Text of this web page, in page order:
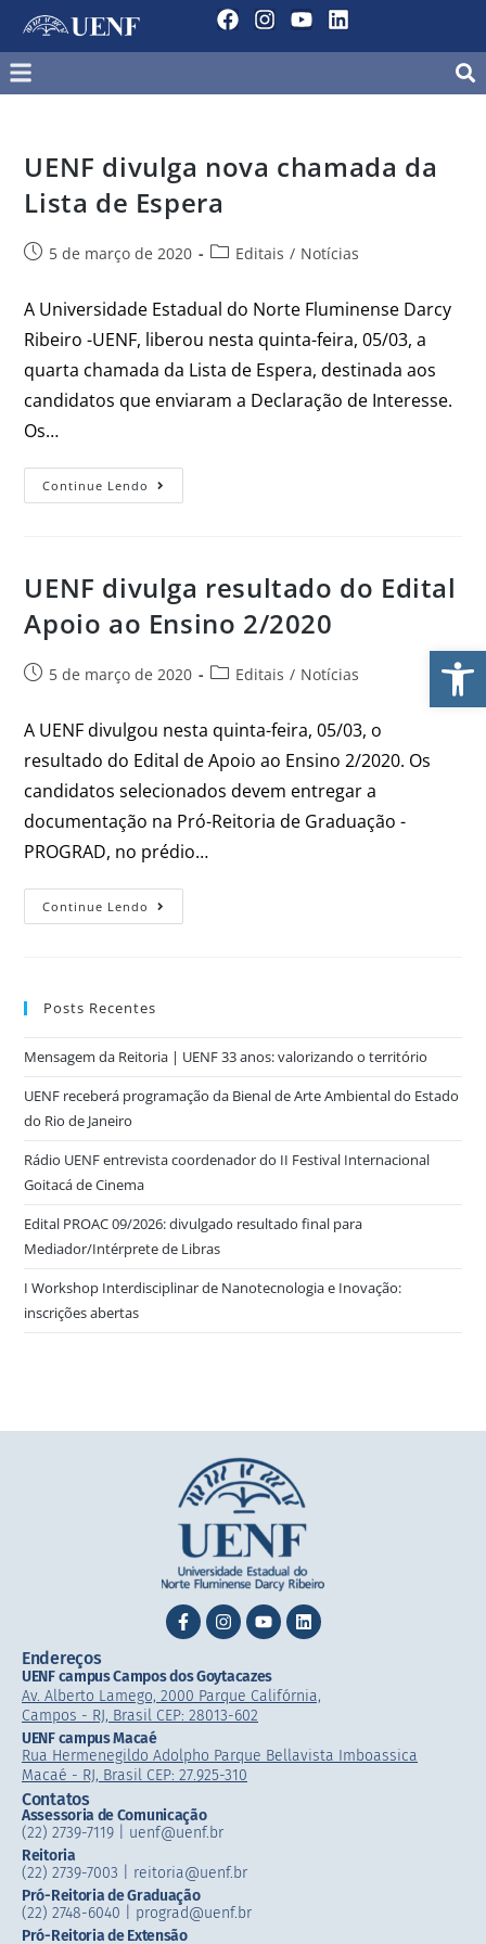
UENF divulga nova chamada da
Lista de Espera
5 de março de 2020 Editais / Notícias
A Universidade Estadual do Norte Fluminense Darcy
Ribeiro -UENF, liberou nesta quinta-feira, 05/03, a
quarta chamada da Lista de Espera, destinada aos
candidatos que enviaram a Declaração de Interesse.
Os…
Continue Lendo
UENF divulga resultado do Edital
Apoio ao Ensino 2/2020
5 de março de 2020 Editais / Notícias
A UENF divulgou nesta quinta-feira, 05/03, o
resultado do Edital de Apoio ao Ensino 2/2020. Os
candidatos selecionados devem entregar a
documentação na Pró-Reitoria de Graduação -
PROGRAD, no prédio…
Continue Lendo
Posts Recentes
Mensagem da Reitoria | UENF 33 anos: valorizando o território
UENF receberá programação da Bienal de Arte Ambiental do Estado
do Rio de Janeiro
Rádio UENF entrevista coordenador do II Festival Internacional
Goitacá de Cinema
Edital PROAC 09/2026: divulgado resultado final para
Mediador/Intérprete de Libras
I Workshop Interdisciplinar de Nanotecnologia e Inovação:
inscrições abertas
Endereços
UENF campus Campos dos Goytacazes
Av. Alberto Lamego, 2000 Parque Califórnia,
Campos - RJ, Brasil CEP: 28013-602
UENF campus Macaé
Rua Hermenegildo Adolpho Parque Bellavista Imboassica
Macaé - RJ, Brasil CEP: 27.925-310
Contatos
Assessoria de Comunicação
(22) 2739-7119 | uenf@uenf.br
Reitoria
(22) 2739-7003 |​ reitoria@uenf.br
Pró-Reitoria de Graduação
(22) 2748-6040 | prograd@uenf.br
Pró-Reitoria de Extensão